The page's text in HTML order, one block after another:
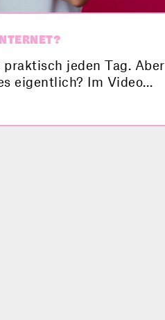
jeden Tag. Aber
eigentlich? Im Video